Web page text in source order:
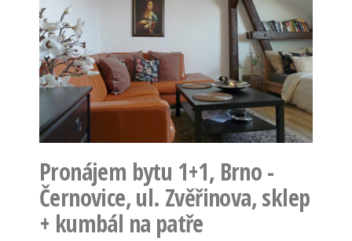
Pronájem bytu 1+1, Brno -
Černovice, ul. Zvěřinova, sklep
+ kumbál na patře